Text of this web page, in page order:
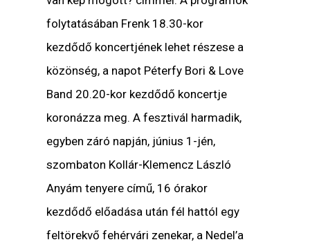
folytatásában Frenk 18.30-kor
kezdődő koncertjének lehet részese a
közönség, a napot Péterfy Bori & Love
Band 20.20-kor kezdődő koncertje
koronázza meg. A fesztivál harmadik,
egyben záró napján, június 1-jén,
szombaton Kollár-Klemencz László
Anyám tenyere című, 16 órakor
kezdődő előadása után fél hattól egy
feltörekvő fehérvári zenekar, a Nedel’a